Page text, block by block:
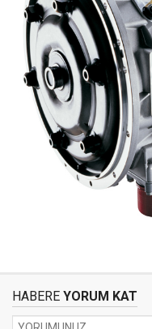
HABERE YORUM KAT